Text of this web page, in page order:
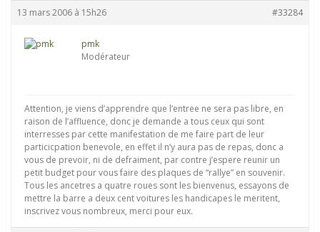
13 mars 2006 à 15h26 #33284
pmk
Modérateur
Attention, je viens d’apprendre que l’entree ne sera pas libre, en
raison de l’affluence, donc je demande a tous ceux qui sont
interresses par cette manifestation de me faire part de leur
particicpation benevole, en effet il n’y aura pas de repas, donc a
vous de prevoir, ni de defraiment, par contre j’espere reunir un
petit budget pour vous faire des plaques de “rallye” en souvenir.
Tous les ancetres a quatre roues sont les bienvenus, essayons de
mettre la barre a deux cent voitures les handicapes le meritent,
inscrivez vous nombreux, merci pour eux.